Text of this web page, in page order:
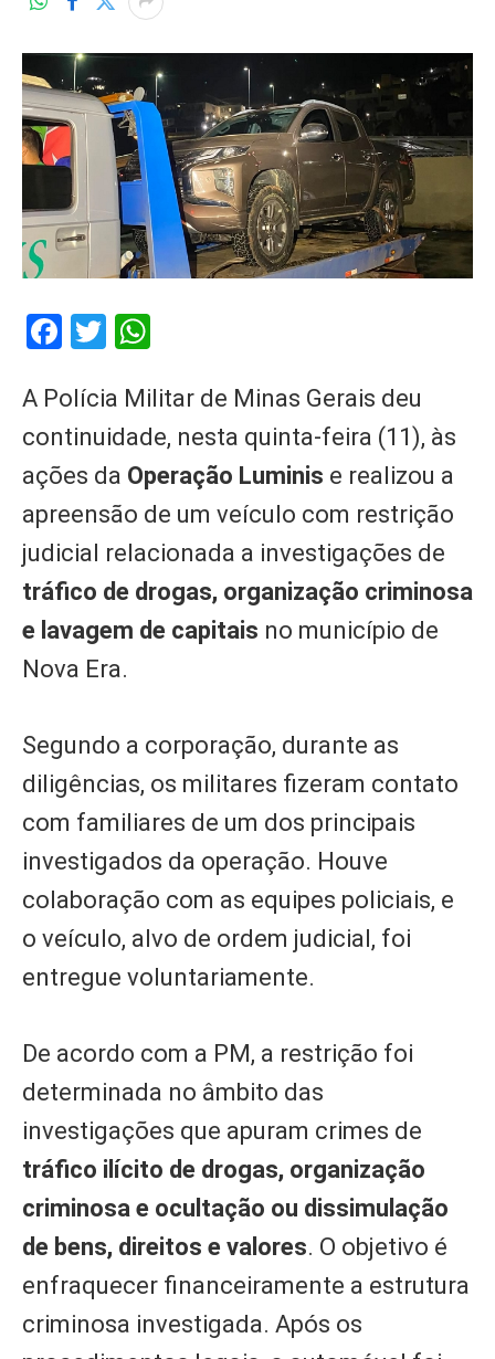
Facebook
Twitter
A Polícia Militar de Minas Gerais deu
continuidade, nesta quinta-feira (11), às
ações da Operação Luminis e realizou a
apreensão de um veículo com restrição
judicial relacionada a investigações de
tráfico de drogas, organização criminosa
e lavagem de capitais no município de
Nova Era.
Segundo a corporação, durante as
diligências, os militares fizeram contato
com familiares de um dos principais
investigados da operação. Houve
colaboração com as equipes policiais, e
o veículo, alvo de ordem judicial, foi
entregue voluntariamente.
De acordo com a PM, a restrição foi
determinada no âmbito das
investigações que apuram crimes de
tráfico ilícito de drogas, organização
criminosa e ocultação ou dissimulação
de bens, direitos e valores. O objetivo é
enfraquecer financeiramente a estrutura
criminosa investigada. Após os